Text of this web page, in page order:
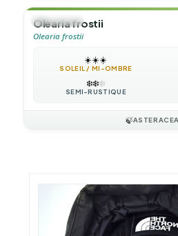
🌲ARBUSTE
Olearia frostii
Olearia frostii
☀️☀️☀️
SOLEIL / MI-OMBRE
❄️❄️❄️
SEMI-RUSTIQUE
🍃